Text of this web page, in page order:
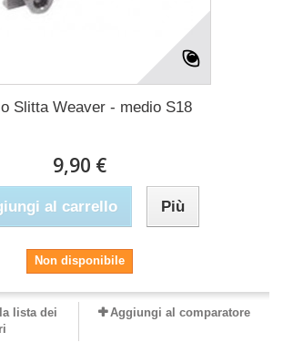
Slitta Weaver - medio S18
9,90 €
al carrello Più
Non disponibile
lista dei
Aggiungi al comparatore